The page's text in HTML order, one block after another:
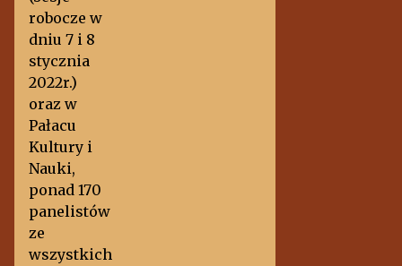
robocze w
dniu 7 i 8
stycznia
2022r.)
oraz w
Pałacu
Kultury i
Nauki,
ponad 170
panelistów
ze
wszystkich